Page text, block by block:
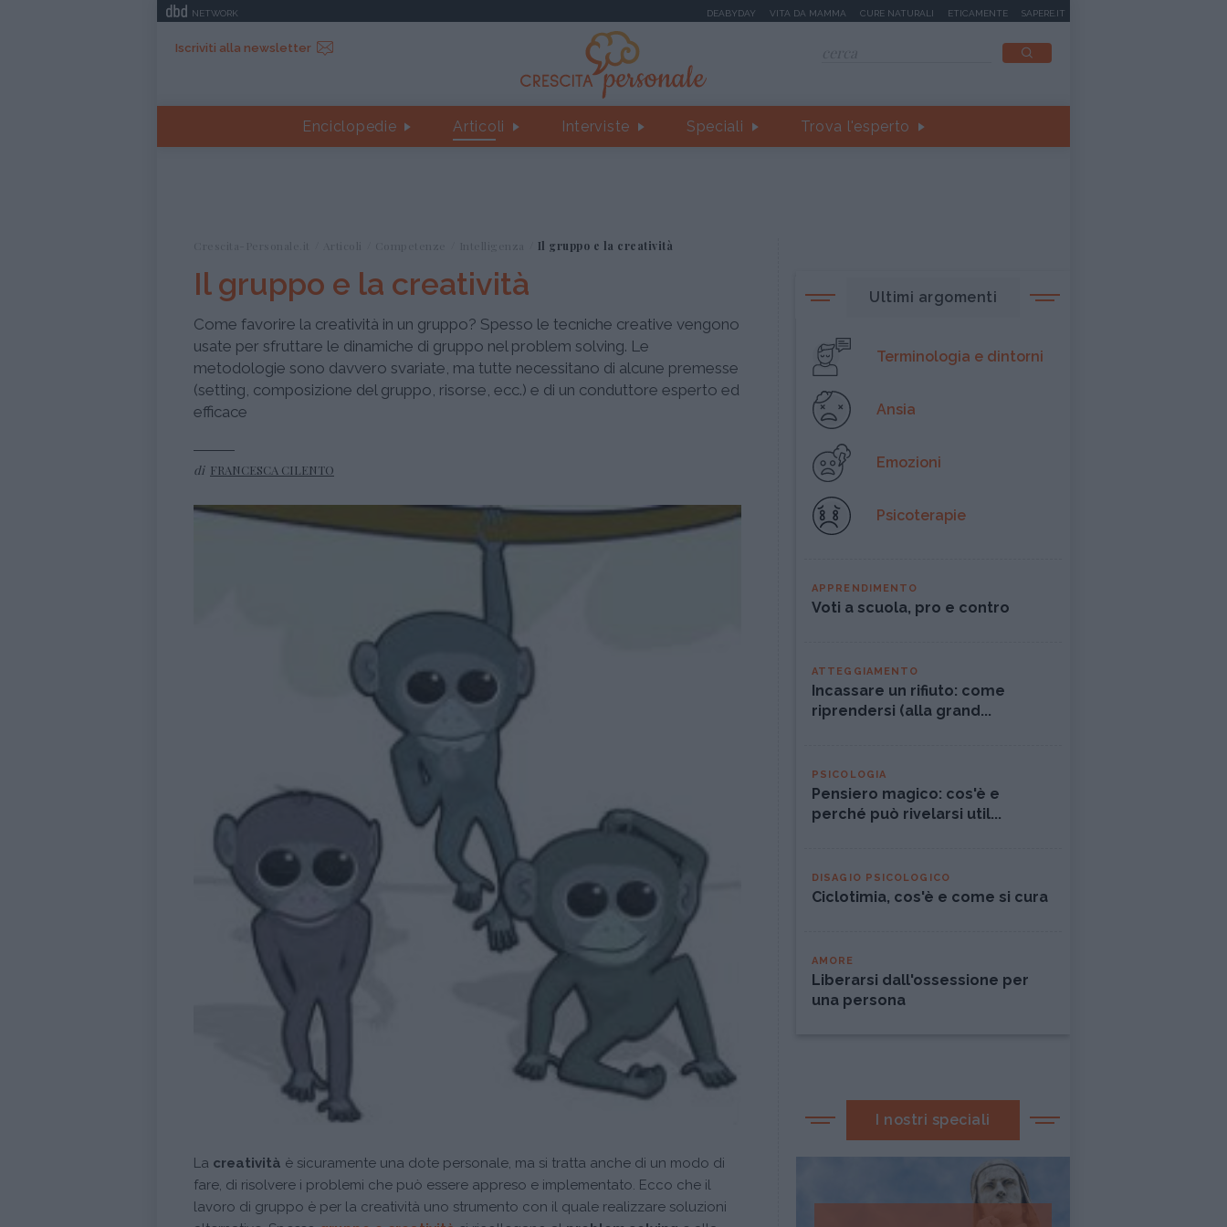
NETWORK DEABYDAY VITA DA MAMMA CURE NATURALI ETICAMENTE SAPERE.IT
Iscriviti alla newsletter
Enciclopedie Articoli Interviste Speciali Trova l'esperto
Il gruppo e la creatività
Il gruppo e la creatività
Come favorire la creatività in un gruppo? Spesso le tecniche creative vengono
usate per sfruttare le dinamiche di gruppo nel problem solving. Le
metodologie sono davvero svariate, ma tutte necessitano di alcune premesse
(setting, composizione del gruppo, risorse, ecc.) e di un conduttore esperto ed
efficace
di FRANCESCA CILENTO
La creatività è sicuramente una dote personale, ma si tratta anche di un modo di
fare, di risolvere i problemi che può essere appreso e implementato. Ecco che il
lavoro di gruppo è per la creatività uno strumento con il quale realizzare soluzioni
Ultimi argomenti
Terminologia e dintorni
Ansia
Emozioni
Psicoterapie
APPRENDIMENTO
Voti a scuola, pro e contro
ATTEGGIAMENTO
Incassare un rifiuto: come
riprendersi (alla grand...
PSICOLOGIA
Pensiero magico: cos'è e
perché può rivelarsi util...
DISAGIO PSICOLOGICO
Ciclotimia, cos'è e come si cura
AMORE
Liberarsi dall'ossessione per
una persona
I nostri speciali